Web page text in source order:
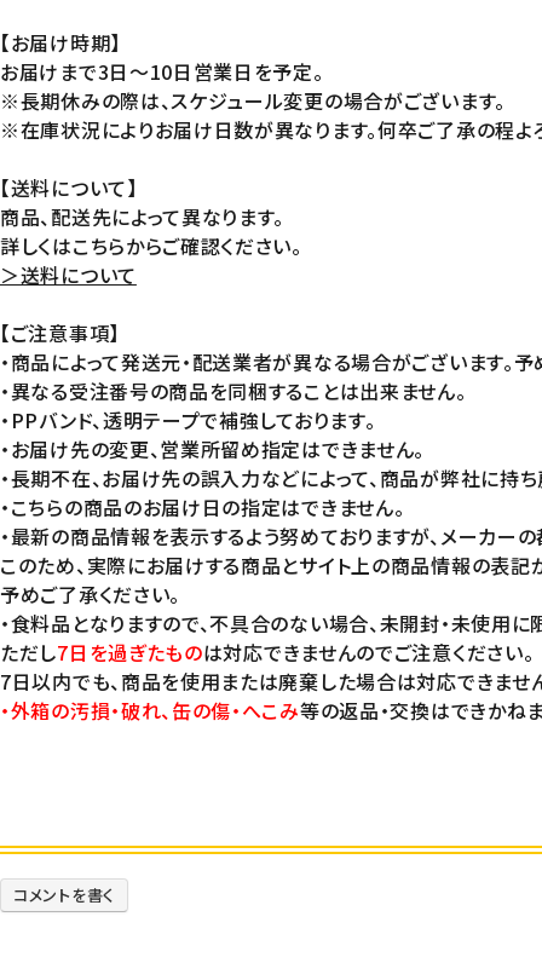
【お届け時期】
お届けまで3日～10日営業日を予定。
※長期休みの際は、スケジュール変更の場合がございます。
※在庫状況によりお届け日数が異なります。何卒ご了承の程よ
【送料について】
商品、配送先によって異なります。
詳しくはこちらからご確認ください。
＞送料について
【ご注意事項】
・商品によって発送元・配送業者が異なる場合がございます。予
・異なる受注番号の商品を同梱することは出来ません。
・PPバンド、透明テープで補強しております。
・お届け先の変更、営業所留め指定はできません。
・長期不在、お届け先の誤入力などによって、商品が弊社に持
・こちらの商品のお届け日の指定はできません。
・最新の商品情報を表示するよう努めておりますが、メーカー
このため、実際にお届けする商品とサイト上の商品情報の表記
予めご了承ください。
・食料品となりますので、不具合のない場合、未開封・未使
ただし7日を過ぎたものは対応できませんのでご注意ください。
7日以内でも、商品を使用または廃棄した場合は対応できませ
・外箱の汚損・破れ、缶の傷・へこみ等の返品・交換はできかねま
コメントを書く